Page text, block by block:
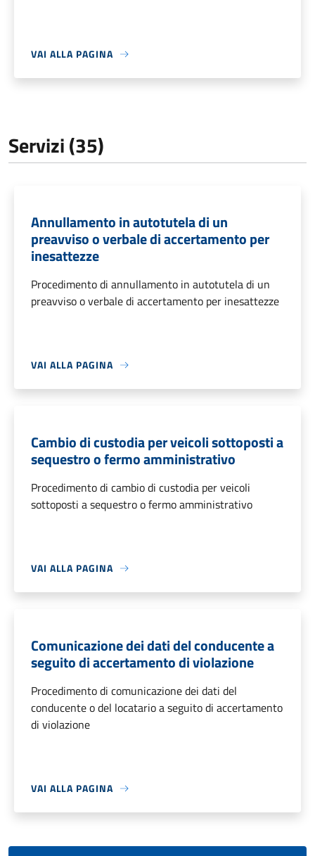
VAI ALLA PAGINA
Servizi (35)
Annullamento in autotutela di un
preavviso o verbale di accertamento per
inesattezze
Procedimento di annullamento in autotutela di un
preavviso o verbale di accertamento per inesattezze
VAI ALLA PAGINA
Cambio di custodia per veicoli sottoposti a
sequestro o fermo amministrativo
Procedimento di cambio di custodia per veicoli
sottoposti a sequestro o fermo amministrativo
VAI ALLA PAGINA
Comunicazione dei dati del conducente a
seguito di accertamento di violazione
Procedimento di comunicazione dei dati del
conducente o del locatario a seguito di accertamento
di violazione
VAI ALLA PAGINA